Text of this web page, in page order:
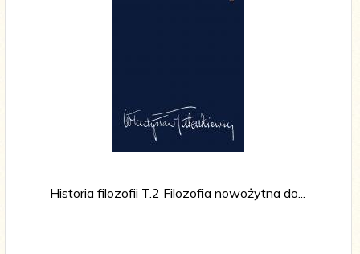
Historia filozofii T.2 Filozofia nowożytna do...